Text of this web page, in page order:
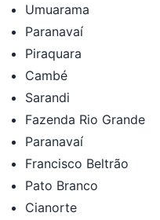
Umuarama
Paranavaí
Piraquara
Cambé
Sarandi
Fazenda Rio Grande
Paranavaí
Francisco Beltrão
Pato Branco
Cianorte